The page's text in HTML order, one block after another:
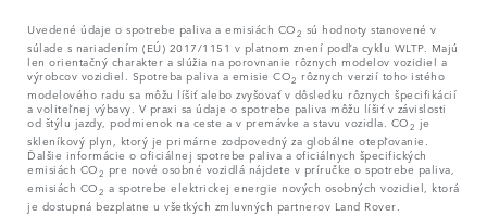
Uvedené údaje o spotrebe paliva a emisiách CO2 sú hodnoty stanovené v
súlade s nariadením (EÚ) 2017/1151 v platnom znení podľa cyklu WLTP. Majú
len orientačný charakter a slúžia na porovnanie rôznych modelov vozidiel a
výrobcov vozidiel. Spotreba paliva a emisie CO2 rôznych verzií toho istého
modelového radu sa môžu líšiť alebo zvyšovať v dôsledku rôznych špecifikácií
a voliteľnej výbavy. V praxi sa údaje o spotrebe paliva môžu líšiť v závislosti
od štýlu jazdy, podmienok na ceste a v premávke a stavu vozidla. CO2 je
skleníkový plyn, ktorý je primárne zodpovedný za globálne otepľovanie.
Ďalšie informácie o oficiálnej spotrebe paliva a oficiálnych špecifických
emisiách CO2 pre nové osobné vozidlá nájdete v príručke o spotrebe paliva,
emisiách CO2 a spotrebe elektrickej energie nových osobných vozidiel, ktorá
je dostupná bezplatne u všetkých zmluvných partnerov Land Rover.